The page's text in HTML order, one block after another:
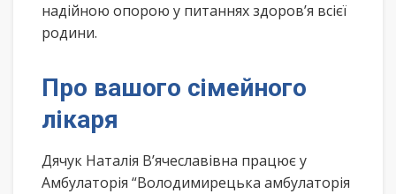
надійною опорою у питаннях здоров’я всієї
родини.
Про вашого сімейного
лікаря
Дячук Наталія В’ячеславівна працює у
Амбулаторія “Володимирецька амбулаторія